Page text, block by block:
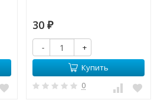
30 ₽
-
+
Купить
0